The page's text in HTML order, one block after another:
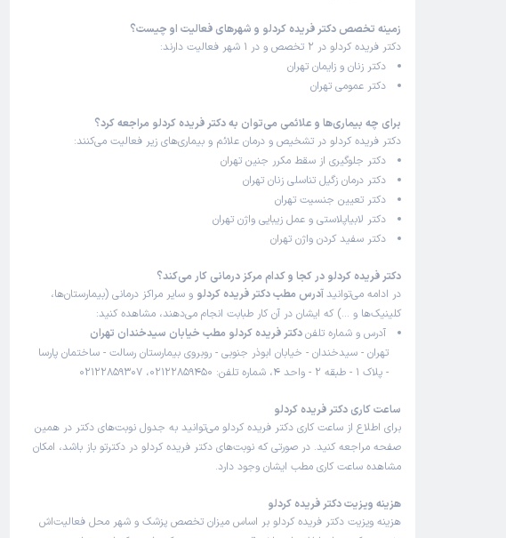
زمینه تخصص دکتر فریده کردلو و شهرهای فعالیت او چیست؟
دکتر فریده کردلو در 2 تخصص و در 1 شهر فعالیت دارند:
دکتر زنان و زایمان تهران
دکتر عمومی تهران
برای چه بیماری‌ها و علائمی می‌توان به دکتر فریده کردلو مراجعه کرد؟
دکتر فریده کردلو در تشخیص و درمان علائم و بیماری‌های زیر فعالیت می‌کنند:
دکتر جلوگیری از سقط مکرر جنین تهران
دکتر درمان زگیل تناسلی زنان تهران
دکتر تعیین جنسیت تهران
دکتر لابیاپلاستی و عمل زیبایی واژن تهران
دکتر سفید کردن واژن تهران
دکتر فریده کردلو در کجا و کدام مرکز درمانی کار می‌کند؟
در ادامه می‌توانید آدرس مطب دکتر فریده کردلو و سایر مراکز درمانی (بیمارستان‌ها،
کلینیک‌ها و …) که ایشان در آن کار طبابت انجام می‌دهند، مشاهده کنید:
آدرس و شماره تلفندکتر فریده کردلو مطب خیابان سیدخندان تهران
تهران - سیدخندان - خیابان ابوذر جنوبی - روبروی بیمارستان رسالت - ساختمان پارسا
- پلاک 1 - طبقه 2 - واحد 4، شماره تلفن: 02122859450، 02122859307
ساعت کاری دکتر فریده کردلو
برای اطلاع از ساعت کاری دکتر فریده کردلو می‌توانید به جدول نوبت‌های دکتر در همین
صفحه مراجعه کنید. در صورتی که نوبت‌های دکتر فریده کردلو در دکترتو باز باشد، امکان
مشاهده ساعت کاری مطب ایشان وجود دارد.
هزینه ویزیت دکتر فریده کردلو
هزینه ویزیت دکتر فریده کردلو بر اساس میزان تخصص پزشک و شهر محل فعالیت‌اش